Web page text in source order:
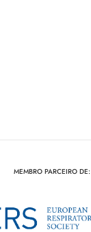
MEMBRO PARCEIRO DE: